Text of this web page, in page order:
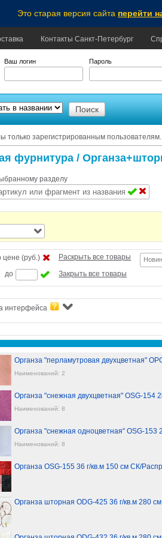
Это старая версия сайта перейти
Контакты Санкт-Петербург
Ваш логин Пароль
только зарегистрированным
фурнитура /
разделу
цене (руб.)
до
Раскрыть все товары
Закрыть все товары
интерфейса
Органза "перламутровая двухцветная"
Наименований: 2
Органза "снежная двухцветная" OSG-154
Наименований: 8
Органза "снежная одноцветная" OSG-153
Наименований: 8
Органза OSG-155 36 г/кв.м 150 см СК/
Органза шторная ODG-425 36 г/кв.м 280